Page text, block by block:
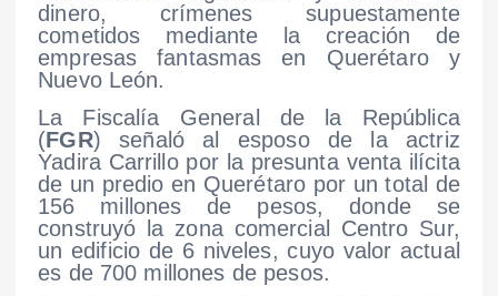
dinero, crímenes supuestamente
cometidos mediante la creación de
empresas fantasmas en Querétaro y
Nuevo León.
La Fiscalía General de la República
(FGR) señaló al esposo de la actriz
Yadira Carrillo por la presunta venta ilícita
de un predio en Querétaro por un total de
156 millones de pesos, donde se
construyó la zona comercial Centro Sur,
un edificio de 6 niveles, cuyo valor actual
es de 700 millones de pesos.